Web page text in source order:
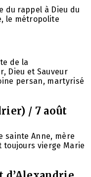
du rappel à Dieu du
le métropolite
de la
Dieu et Sauveur
persan, martyrisé
/ 7 août
sainte Anne, mère
toujours vierge Marie